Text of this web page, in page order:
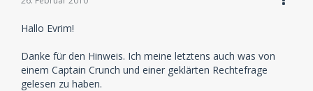
Hallo Evrim!
Danke für den Hinweis. Ich meine letztens auch was von
einem Captain Crunch und einer geklärten Rechtefrage
gelesen zu haben.